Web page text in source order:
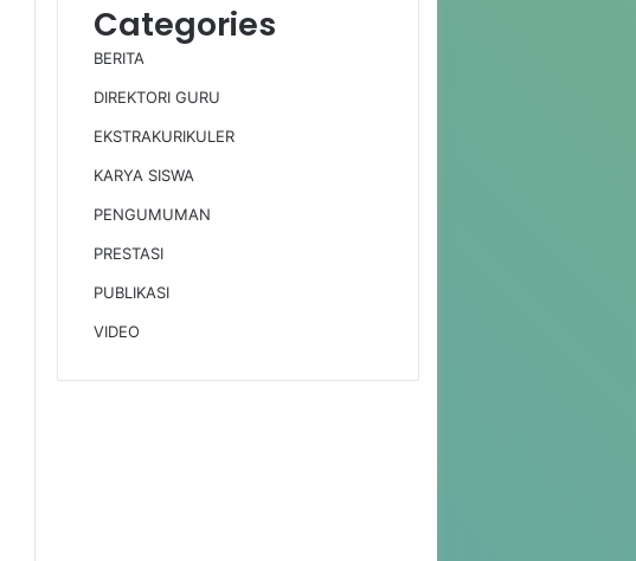
Categories
BERITA
DIREKTORI GURU
EKSTRAKURIKULER
KARYA SISWA
PENGUMUMAN
PRESTASI
PUBLIKASI
VIDEO